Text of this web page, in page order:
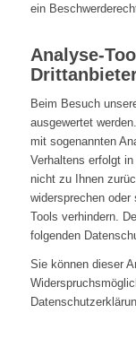
ein
Analyse-
Beim Besuch
ausgewertet
mit sogenannten
Verhaltens erfolgt
nicht zu Ihnen
widersprechen
Tools verhindern.
folgenden
Sie können dieser